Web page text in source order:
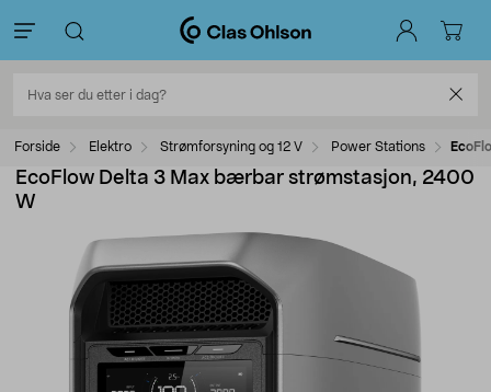
Forside Elektro Strømforsyning og 12 V Power Stations
EcoFlow Delta 3 Max bærbar strømstasjon, 2400
W